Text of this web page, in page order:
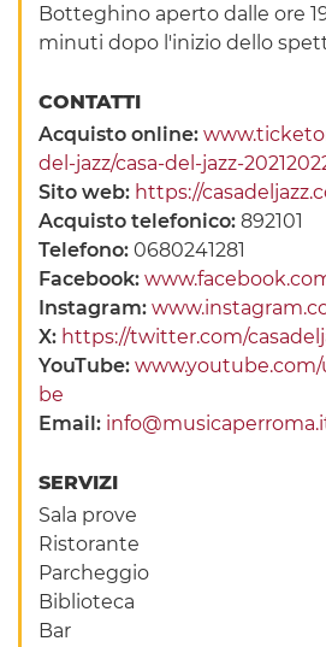
Botteghino aperto dalle ore
minuti dopo l'inizio dello
CONTATTI
Acquisto online:
del-jazz/casa-del-jazz-
Sito web: https://
Acquisto telefonico:892101
Telefono:0680241281
Facebook:
Instagram:
X: https://twitter.com/
YouTube:www.youtube.com/
be
Email:
SERVIZI
Sala prove
Ristorante
Parcheggio
Biblioteca
Bar